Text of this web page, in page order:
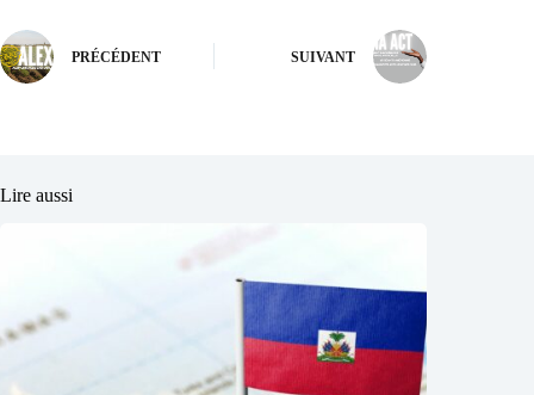
PRÉCÉDENT SUIVANT
Lire aussi